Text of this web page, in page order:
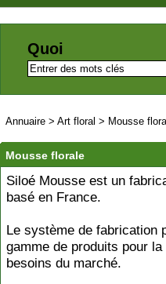
Quoi
Annuaire > Art floral > Mousse
Mousse florale
Siloé Mousse est un
basé en France.
Le système de fabrication
gamme de produits pour
besoins du marché.